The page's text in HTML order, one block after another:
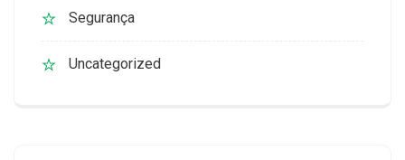
Segurança
Uncategorized